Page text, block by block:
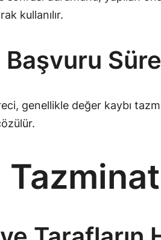
kullanılır.
genellikle değer kaybı